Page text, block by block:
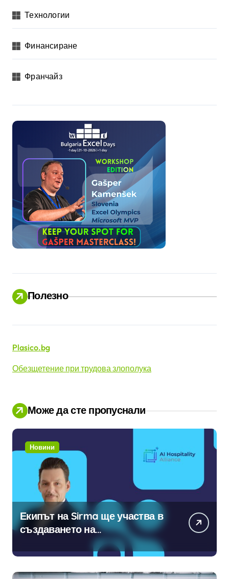
Технологии
Финансиране
Франчайз
Полезно
Plasico.bg
Обезщетение при трудова злополука
Може да сте пропуснали
Новини
Екипът на Sirma ще участва в
създаването на
международните стандарти за
навлизане на изкуствен
интелект в хотелиерството